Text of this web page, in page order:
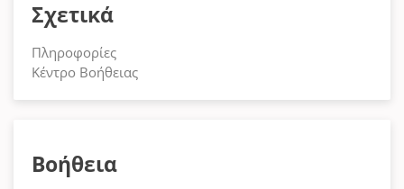
Σχετικά
Πληροφορίες
Κέντρο Βοήθειας
Βοήθεια